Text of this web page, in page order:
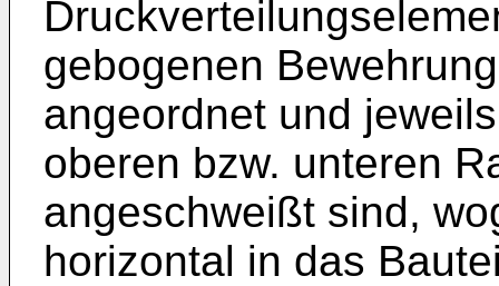
gebogenen
angeordnet und
oberen bzw. unteren
angeschweißt sind,
horizontal in das